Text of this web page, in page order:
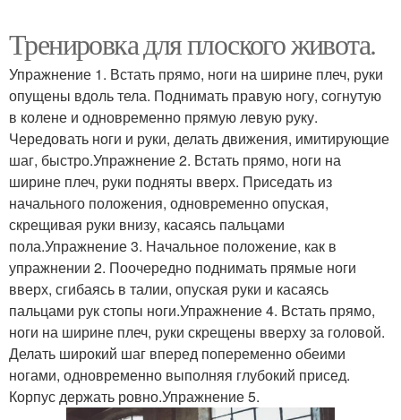
Тренировка для плоского живота.
Упражнение 1. Встать прямо, ноги на ширине плеч, руки
опущены вдоль тела. Поднимать правую ногу, согнутую
в колене и одновременно прямую левую руку.
Чередовать ноги и руки, делать движения, имитирующие
шаг, быстро.Упражнение 2. Встать прямо, ноги на
ширине плеч, руки подняты вверх. Приседать из
начального положения, одновременно опуская,
скрещивая руки внизу, касаясь пальцами
пола.Упражнение 3. Начальное положение, как в
упражнении 2. Поочередно поднимать прямые ноги
вверх, сгибаясь в талии, опуская руки и касаясь
пальцами рук стопы ноги.Упражнение 4. Встать прямо,
ноги на ширине плеч, руки скрещены вверху за головой.
Делать широкий шаг вперед попеременно обеими
ногами, одновременно выполняя глубокий присед.
Корпус держать ровно.Упражнение 5.